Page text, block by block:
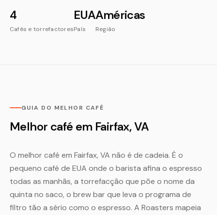
4
Cafés e torrefactores
EUA
País
Américas
Região
GUIA DO MELHOR CAFÉ
Melhor café em Fairfax, VA
O melhor café em Fairfax, VA não é de cadeia. É o
pequeno café de EUA onde o barista afina o espresso
todas as manhãs, a torrefacção que põe o nome da
quinta no saco, o brew bar que leva o programa de
filtro tão a sério como o espresso. A Roasters mapeia